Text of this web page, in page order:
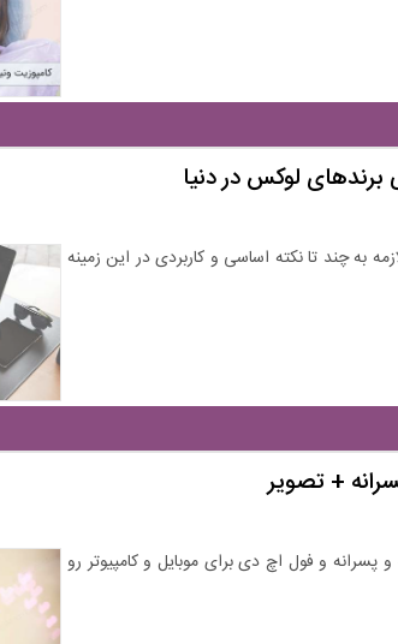
لوکس در دنیا
به چند تا نکته اساسی و کاربردی در این زمینه
+ تصویر
و فول اچ دی برای موبایل و کامپیوتر رو